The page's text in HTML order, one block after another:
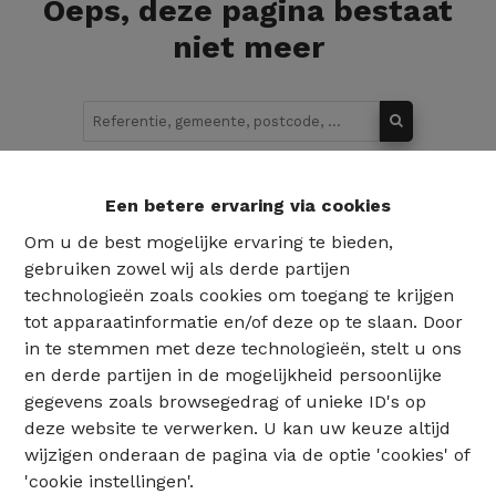
Een betere ervaring via cookies
Om u de best mogelijke ervaring te bieden,
gebruiken zowel wij als derde partijen
technologieën zoals cookies om toegang te krijgen
tot apparaatinformatie en/of deze op te slaan. Door
in te stemmen met deze technologieën, stelt u ons
en derde partijen in de mogelijkheid persoonlijke
gegevens zoals browsegedrag of unieke ID's op
deze website te verwerken. U kan uw keuze altijd
wijzigen onderaan de pagina via de optie 'cookies' of
'cookie instellingen'.
Oeps, deze pagina bestaat
niet meer
02 735 18 38